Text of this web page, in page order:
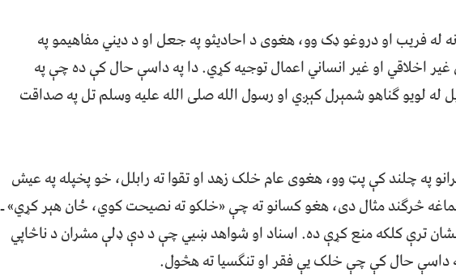
له فریب او دروغو ډک وو، هغوی د احادیثو په جعل او د دیني مفاهیمو په
اخلاقي او غیر انساني اعمال توجیه کړي. دا په داسې حال کې ده چې په
لویو ګناهو شمېرل کېږي او رسول الله صلی الله علیه وسلم تل په صداقت
په چلند کې پټ وو، هغوی عام خلک زهد او تقوا ته رابلل، خو پخپله په عیش
څرګند مثال دی، هغو کسانو ته چې «خلکو ته نصیحت کوي، ځان هېر کړي» ـ
ترې کلکه منع کړې ده. اسناد او شواهد ښيي چې د دې ډلې مشران د ناڅاپي
داسې حال کې چې خلک یې فقر او تنګسیا ته هڅول.